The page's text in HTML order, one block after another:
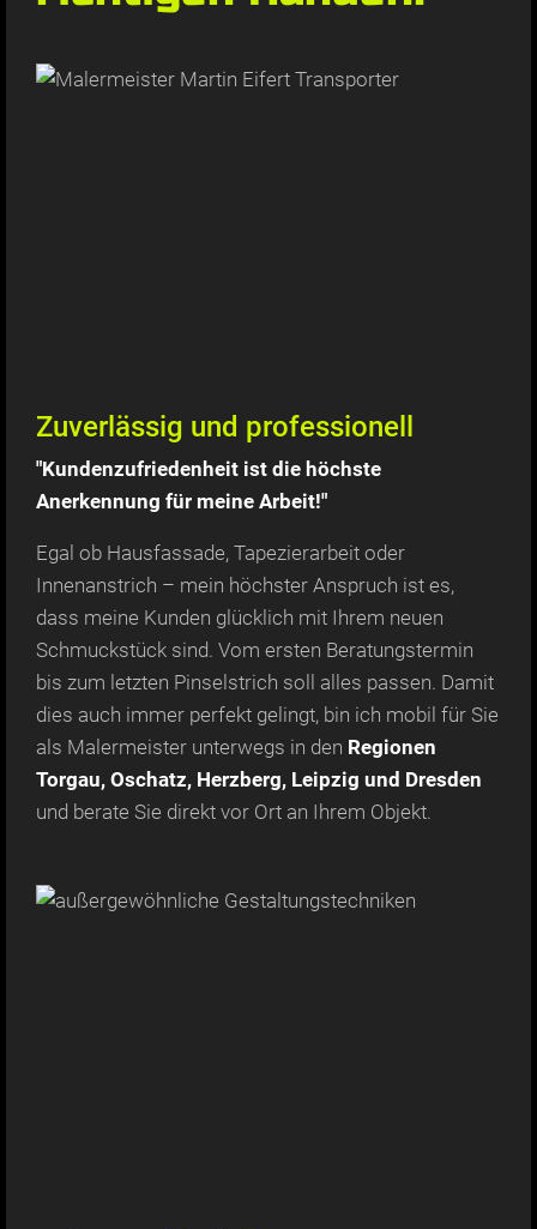
Zuverlässig und professionell
"Kundenzufriedenheit ist die höchste
Anerkennung für meine Arbeit!"
Egal ob Hausfassade, Tapezierarbeit oder
Innenanstrich – mein höchster Anspruch ist es,
dass meine Kunden glücklich mit Ihrem neuen
Schmuckstück sind. Vom ersten Beratungstermin
bis zum letzten Pinselstrich soll alles passen. Damit
dies auch immer perfekt gelingt, bin ich mobil für Sie
als Malermeister unterwegs in den Regionen
Torgau, Oschatz, Herzberg, Leipzig und Dresden
und berate Sie direkt vor Ort an Ihrem Objekt.